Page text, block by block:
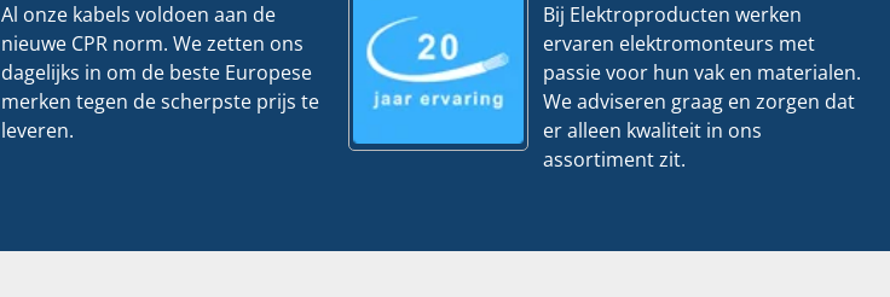
Al onze kabels voldoen aan de
nieuwe CPR norm. We zetten ons
dagelijks in om de beste Europese
merken tegen de scherpste prijs te
leveren.
Bij Elektroproducten werken
ervaren elektromonteurs met
passie voor hun vak en materialen.
We adviseren graag en zorgen dat
er alleen kwaliteit in ons
assortiment zit.